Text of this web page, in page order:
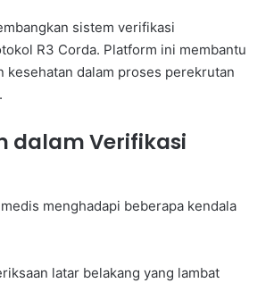
sistem verifikasi
R3 Corda. Platform ini membantu
kesehatan dalam proses perekrutan
dalam Verifikasi
menghadapi beberapa kendala
latar belakang yang lambat